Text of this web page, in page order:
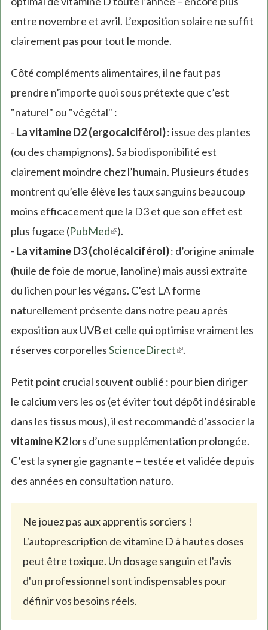
entre novembre et avril. L’exposition solaire ne suffit
clairement pas pour tout le monde.
Côté compléments alimentaires, il ne faut pas
prendre n’importe quoi sous prétexte que c’est
"naturel" ou "végétal" :
- La vitamine D2 (ergocalciférol): issue des plantes
(ou des champignons). Sa biodisponibilité est
clairement moindre chez l’humain. Plusieurs études
montrent qu’elle élève les taux sanguins beaucoup
moins efficacement que la D3 et que son effet est
plus fugace (PubMed(link
is
external)
).
- La vitamine D3 (cholécalciférol): d’origine animale
(huile de foie de morue, lanoline) mais aussi extraite
du lichen pour les végans. C’est LA forme
naturellement présente dans notre peau après
exposition aux UVB et celle qui optimise vraiment les
réserves corporellesScienceDirect(link
external)
.
Petit point crucial souvent oublié : pour bien diriger
le calcium vers les os (et éviter tout dépôt indésirable
dans les tissus mous), il est recommandé d’associer la
vitamine K2lors d’une supplémentation prolongée.
C’est la synergie gagnante – testée et validée depuis
des années en consultation naturo.
Ne jouez pas aux apprentis sorciers !
L'autoprescription de vitamine D à hautes doses
peut être toxique. Un dosage sanguin et l'avis
d'un professionnel sont indispensables pour
définir vos besoins réels.